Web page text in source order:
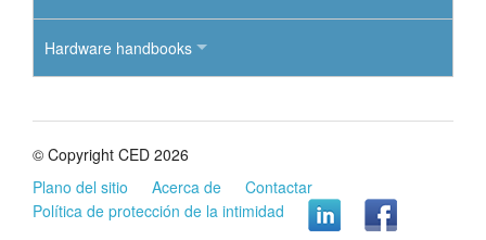
Hardware handbooks
© Copyright CED 2026
Plano del sitio
Acerca de
Contactar
Política de protección de la intimidad